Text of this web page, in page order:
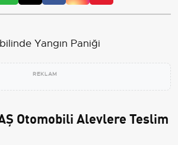
REKLAM
Otomobili Alevlere Teslim